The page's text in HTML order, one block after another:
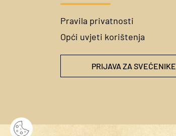
Pravila privatnosti
Opći uvjeti korištenja
PRIJAVA ZA SVEĆENIKE